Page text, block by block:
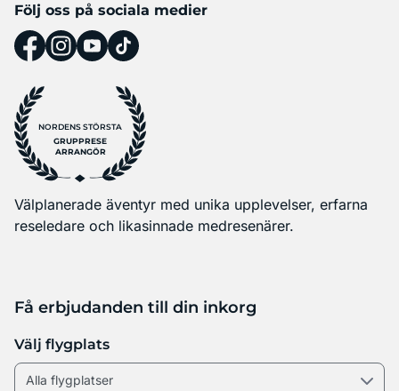
Följ oss på sociala medier
NORDENS STÖRSTA
GRUPPRESE
ARRANGÖR
Välplanerade äventyr med unika upplevelser, erfarna
reseledare och likasinnade medresenärer.
Få erbjudanden till din inkorg
Välj flygplats